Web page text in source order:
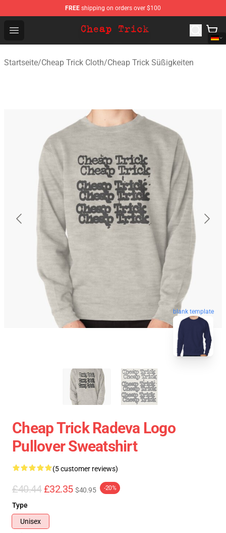
FREE shipping on orders over $100
Open menu
Cheap Trick Store - Official Cheap Trick Merchandise
Startseite/Cheap Trick Cloth/Cheap Trick Süßigkeiten
blank template
Cheap Trick Radeva Logo
Pullover Sweatshirt
(5 customer reviews)
£40.44 £32.35 $40.95 -20%
Type
Unisex